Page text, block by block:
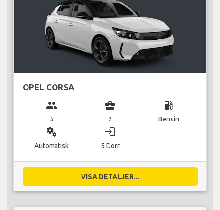
OPEL CORSA
group
5
business_center
2
local_gas_station
Bensin
miscellaneous_services
Automatisk
login
5 Dörr
VISA DETALJER...